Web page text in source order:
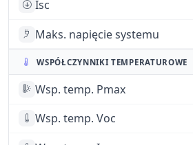
Isc
Maks. napięcie systemu
WSPÓŁCZYNNIKI TEMPERATUROWE
Wsp. temp. Pmax
Wsp. temp. Voc